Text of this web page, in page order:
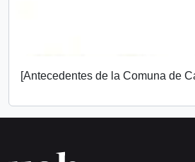
[Antecedentes de la Comuna de